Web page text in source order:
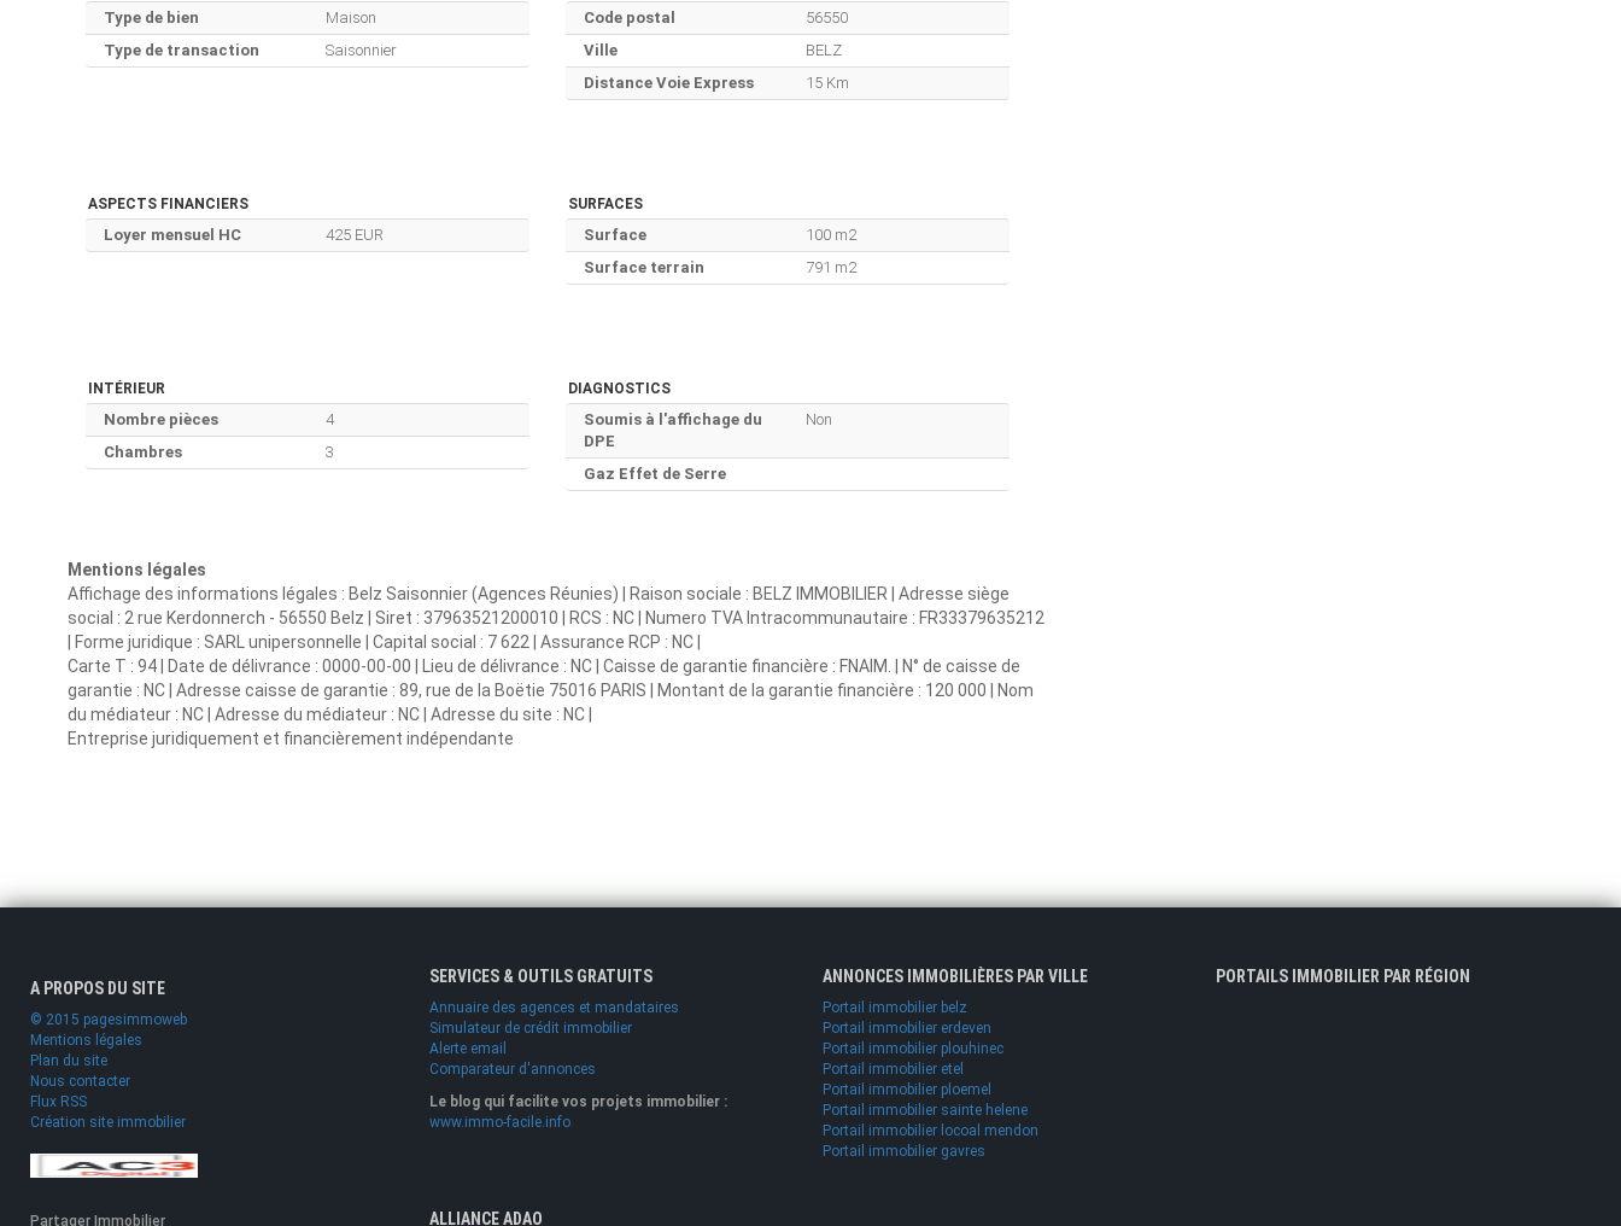
Type de bien
Maison
Type de transaction
Saisonnier
Code postal
56550
Ville
BELZ
Distance Voie Express
15 Km
ASPECTS FINANCIERS
Loyer mensuel HC 425 EUR
SURFACES
Surface
100 m2
Surface terrain
791 m2
INTÉRIEUR
Nombre pièces
4
Chambres
3
DIAGNOSTICS
Soumis à l'affichage du
DPE
Non
Gaz Effet de Serre
Mentions légales
Affichage des informations légales : Belz Saisonnier (Agences Réunies) | Raison sociale : BELZ IMMOBILIER | Adresse siège
social : 2 rue Kerdonnerch - 56550 Belz | Siret : 37963521200010 | RCS : NC | Numero TVA Intracommunautaire : FR33379635212
| Forme juridique : SARL unipersonnelle | Capital social : 7 622 | Assurance RCP : NC |
Carte T : 94 | Date de délivrance : 0000-00-00 | Lieu de délivrance : NC | Caisse de garantie financière : FNAIM. | N° de caisse de
garantie : NC | Adresse caisse de garantie : 89, rue de la Boëtie 75016 PARIS | Montant de la garantie financière : 120 000 | Nom
du médiateur : NC | Adresse du médiateur : NC | Adresse du site : NC |
Entreprise juridiquement et financièrement indépendante
A PROPOS DU SITE
© 2015 pagesimmoweb
Mentions légales
Plan du site
Nous contacter
Flux RSS
Création site immobilier
Partager Immobilier
SERVICES & OUTILS GRATUITS
Annuaire des agences et mandataires
Simulateur de crédit immobilier
Alerte email
Comparateur d'annonces
Le blog qui facilite vos projets immobilier :
www.immo-facile.info
ANNONCES IMMOBILIÈRES PAR VILLE
Portail immobilier belz
Portail immobilier erdeven
Portail immobilier plouhinec
Portail immobilier etel
Portail immobilier ploemel
Portail immobilier sainte helene
Portail immobilier locoal mendon
Portail immobilier gavres
ALLIANCE ADAO
PORTAILS IMMOBILIER PAR RÉGION